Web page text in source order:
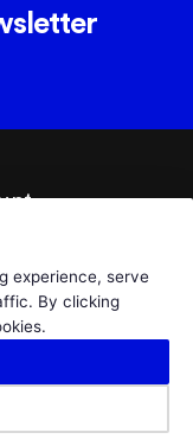
Técnicas,
By
bluesoft.pt
por Grosso de
to your tariff.
experience, serve
By clicking